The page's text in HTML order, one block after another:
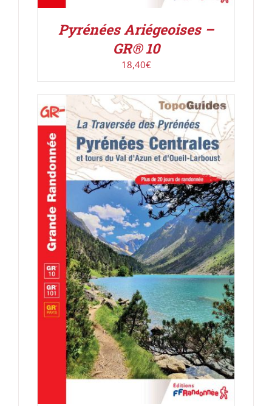
Pyrénées Ariégeoises –
GR® 10
18,40€
AJOUTER AU PANIER / DÉTAILS